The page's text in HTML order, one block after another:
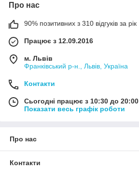
Про нас
90% позитивних з 310 відгуків за рік
Працює з 12.09.2016
м. Львів
Франківський р-н., Львів, Україна
Контакти
Сьогодні працює з 10:30 до 20:00
Показати весь графік роботи
Про нас
Контакти